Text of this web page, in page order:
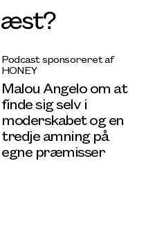
Podcast sponsoreret af
HONEY
Malou Angelo om at
finde sig selv i
moderskabet og en
tredje amning på
egne præmisser